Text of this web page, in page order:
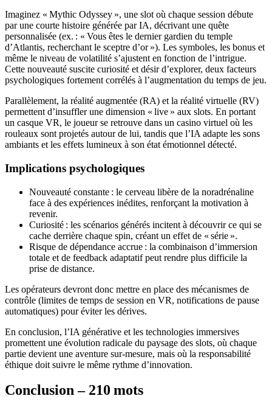
Imaginez « Mythic Odyssey », une slot où chaque session débute
par une courte histoire générée par IA, décrivant une quête
personnalisée (ex. : « Vous êtes le dernier gardien du temple
d’Atlantis, recherchant le sceptre d’or »). Les symboles, les bonus et
même le niveau de volatilité s’ajustent en fonction de l’intrigue.
Cette nouveauté suscite curiosité et désir d’explorer, deux facteurs
psychologiques fortement corrélés à l’augmentation du temps de jeu.
Parallèlement, la réalité augmentée (RA) et la réalité virtuelle (RV)
permettent d’insuffler une dimension « live » aux slots. En portant
un casque VR, le joueur se retrouve dans un casino virtuel où les
rouleaux sont projetés autour de lui, tandis que l’IA adapte les sons
ambiants et les effets lumineux à son état émotionnel détecté.
Implications psychologiques
Nouveauté constante : le cerveau libère de la noradrénaline
face à des expériences inédites, renforçant la motivation à
revenir.
Curiosité : les scénarios générés incitent à découvrir ce qui se
cache derrière chaque spin, créant un effet de « série ».
Risque de dépendance accrue : la combinaison d’immersion
totale et de feedback adaptatif peut rendre plus difficile la
prise de distance.
Les opérateurs devront donc mettre en place des mécanismes de
contrôle (limites de temps de session en VR, notifications de pause
automatiques) pour éviter les dérives.
En conclusion, l’IA générative et les technologies immersives
promettent une évolution radicale du paysage des slots, où chaque
partie devient une aventure sur‑mesure, mais où la responsabilité
éthique doit suivre le même rythme d’innovation.
Conclusion – 210 mots